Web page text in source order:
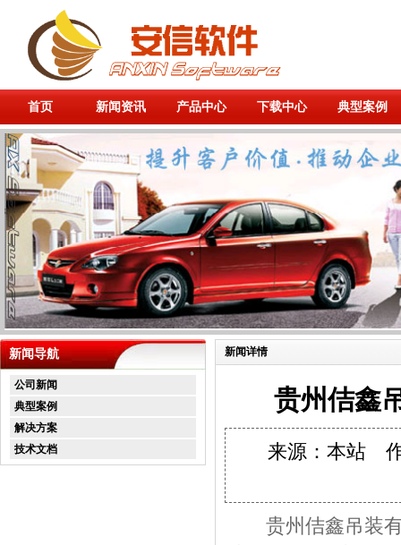
首页 新闻资讯 产品中心 下载中心 典型案例
新闻导航
公司新闻
典型案例
解决方案
技术文档
新闻详情
贵州佶鑫
来源：本站
贵州佶鑫吊装有